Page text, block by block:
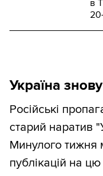
в
Україна
Російські
старий наратив
Минулого тижня
публікацій на